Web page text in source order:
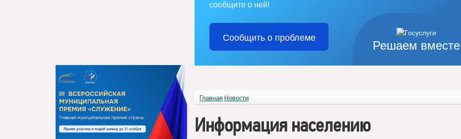
Решаем вместе
сообщите о ней!
Сообщить о проблеме
Главная Новости
Информация населению